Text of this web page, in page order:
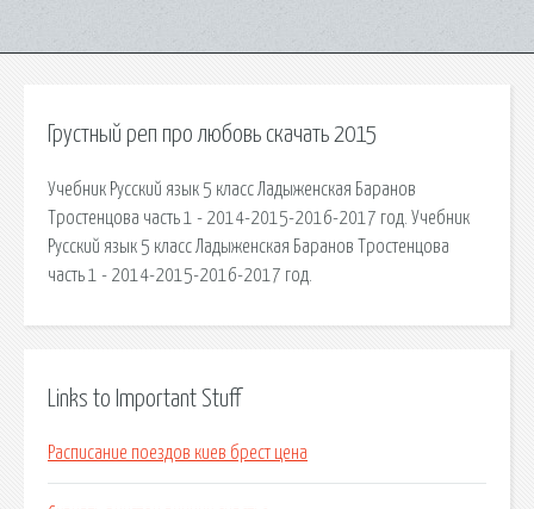
Грустный реп про любовь скачать 2015
Учебник Русский язык 5 класс Ладыженская Баранов
Тростенцова часть 1 - 2014-2015-2016-2017 год. Учебник
Русский язык 5 класс Ладыженская Баранов Тростенцова
часть 1 - 2014-2015-2016-2017 год.
Links to Important Stuff
Расписание поездов киев брест цена